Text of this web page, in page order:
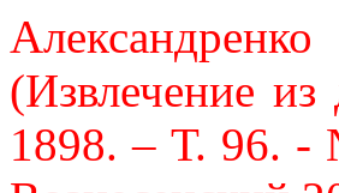
(Извлечение
1898. – Т. 96. -